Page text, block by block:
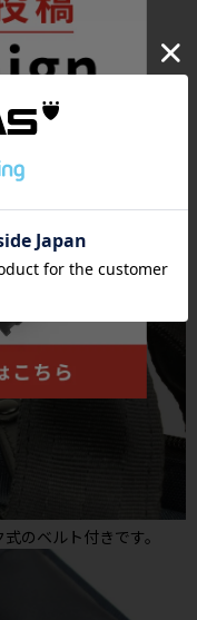
のベルト付きです。